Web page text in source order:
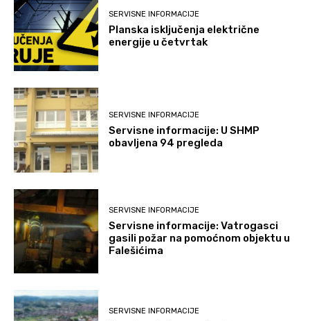
SERVISNE INFORMACIJE
Planska isključenja električne
energije u četvrtak
SERVISNE INFORMACIJE
Servisne informacije: U SHMP
obavljena 94 pregleda
SERVISNE INFORMACIJE
Servisne informacije: Vatrogasci
gasili požar na pomoćnom objektu u
Falešićima
SERVISNE INFORMACIJE